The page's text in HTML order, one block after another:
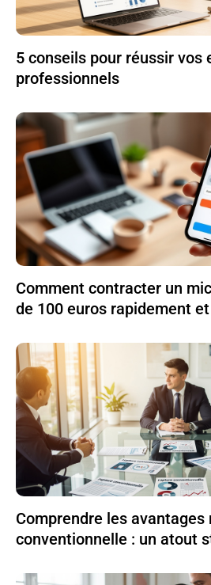
5 conseils pour réussir vos
professionnels
Comment contracter un
de 100 euros rapidement
Comprendre les avantages
conventionnelle : un atout